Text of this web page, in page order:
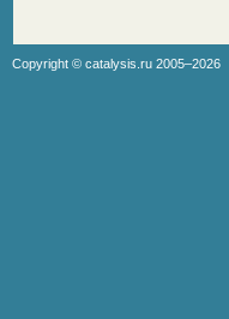
Copyright © catalysis.ru 2005–2026